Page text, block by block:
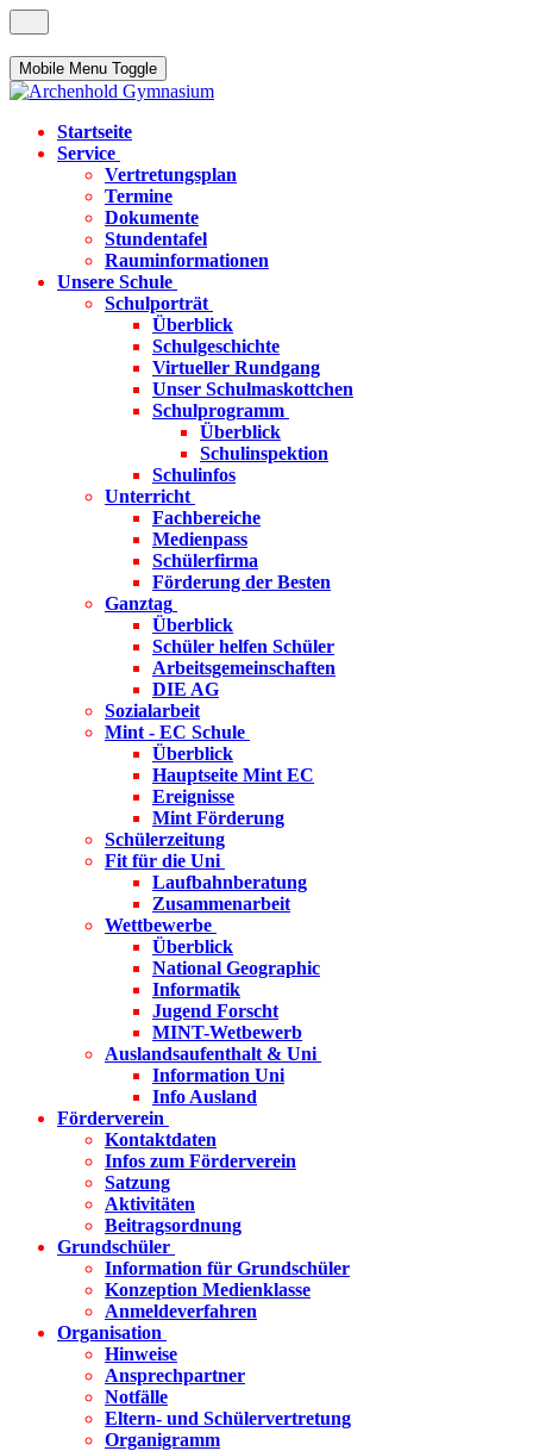
Mobile Menu Toggle
Startseite
Service
Vertretungsplan
Termine
Dokumente
Stundentafel
Rauminformationen
Unsere Schule
Schulporträt
Überblick
Schulgeschichte
Virtueller Rundgang
Unser Schulmaskottchen
Schulprogramm
Überblick
Schulinspektion
Schulinfos
Unterricht
Fachbereiche
Medienpass
Schülerfirma
Förderung der Besten
Ganztag
Überblick
Schüler helfen Schüler
Arbeitsgemeinschaften
DIE AG
Sozialarbeit
Mint - EC Schule
Überblick
Hauptseite Mint EC
Ereignisse
Mint Förderung
Schülerzeitung
Fit für die Uni
Laufbahnberatung
Zusammenarbeit
Wettbewerbe
Überblick
National Geographic
Informatik
Jugend Forscht
MINT-Wetbewerb
Auslandsaufenthalt & Uni
Information Uni
Info Ausland
Förderverein
Kontaktdaten
Infos zum Förderverein
Satzung
Aktivitäten
Beitragsordnung
Grundschüler
Information für Grundschüler
Konzeption Medienklasse
Anmeldeverfahren
Organisation
Hinweise
Ansprechpartner
Notfälle
Eltern- und Schülervertretung
Organigramm